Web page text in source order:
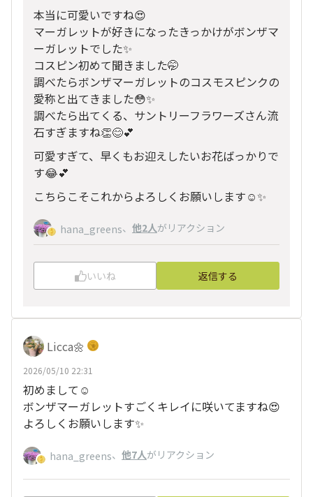
本当に可愛いですね😍
マーガレットが好きになったきっかけがボンザマ
ーガレットでした✨️
コスピン初めて聞きました🤭
調べたらボンザマーガレットのコスモスピンクの
愛称と出てきました😳✨️
調べたら出てくる、サントリーフラワーズさん流
石すぎますね👏😊💕
可愛すぎて、早くもお迎えしたいお花ばっかりで
す😂💕
こちらこそこれからよろしくお願いします☺️✨️
hana_greens、 他2人がリアクション
いいね 返信する
Licca🌼
2026/05/10 22:31
初めまして☺️
ボンザマーガレットすごくキレイに咲いてますね😍
よろしくお願いします✨
hana_greens、 他7人がリアクション